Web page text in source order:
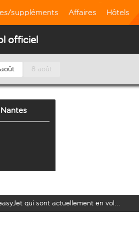
suppléments Affaires Hôtels
officiel
8 août
Nantes
qui sont actuellement en vol...